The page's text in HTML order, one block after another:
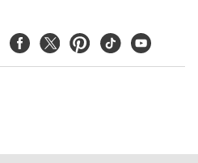
FacebookTwitterPinterest
TiktokYoutube